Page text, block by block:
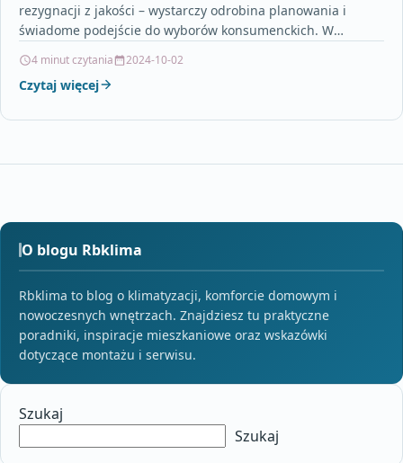
rezygnacji z jakości – wystarczy odrobina planowania i
świadome podejście do wyborów konsumenckich. W
4 minut czytania 2024-10-02
Czytaj więcej
O blogu Rbklima
Rbklima to blog o klimatyzacji, komforcie domowym i
nowoczesnych wnętrzach. Znajdziesz tu praktyczne
poradniki, inspiracje mieszkaniowe oraz wskazówki
dotyczące montażu i serwisu.
Szukaj
Szukaj